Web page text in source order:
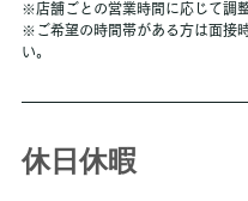
※店舗ごとの営業時間に応じて調
※ご希望の時間帯がある方は面接
い。
休日休暇